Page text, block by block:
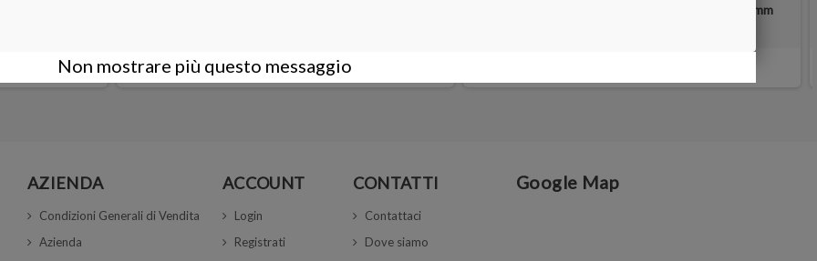
17,00 €
Disco diamantato Ø 150/200 mm - Foro 12.7 mm
AZIENDA
Condizioni Generali di Vendita
Azienda
ACCOUNT
Login
Registrati
CONTATTI
Contattaci
Dove siamo
Google Map
Non mostrare più questo messaggio